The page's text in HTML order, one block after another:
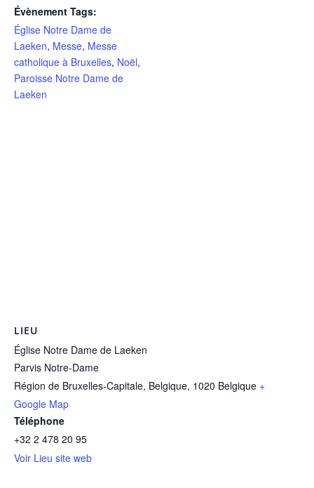
Évènement Tags:
Église Notre Dame de
Laeken, Messe, Messe
catholique à Bruxelles, Noël,
Paroisse Notre Dame de
Laeken
LIEU
Église Notre Dame de Laeken
Parvis Notre-Dame
Région de Bruxelles-Capitale, Belgique, 1020 Belgique +
Google Map
Téléphone
+32 2 478 20 95
Voir Lieu site web